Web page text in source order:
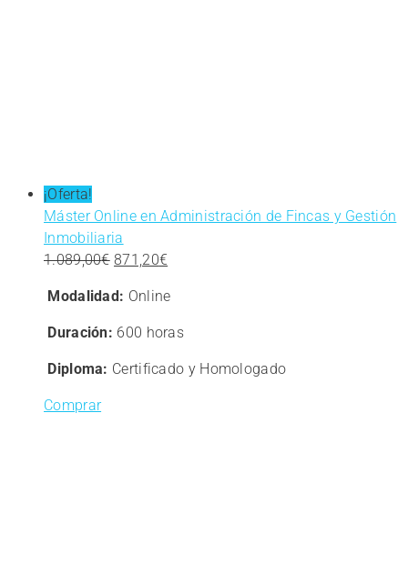
¡Oferta!
Máster Online en Administración de Fincas y Gestión
Inmobiliaria
1.089,00€ El
original
era:
871,20€
actual
Modalidad: Online
Duración: 600 horas
Diploma: Certificado y Homologado
Comprar